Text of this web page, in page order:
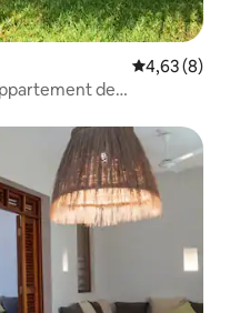
Évaluation
4,63 (8)
de